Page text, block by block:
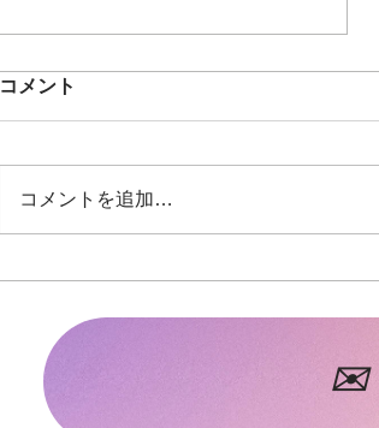
8月スケジュール
コメント
コメントを追加…
✉️